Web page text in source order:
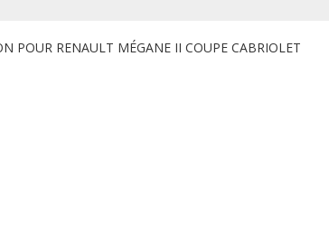
POUR RENAULT MÉGANE II COUPE CABRIOLET